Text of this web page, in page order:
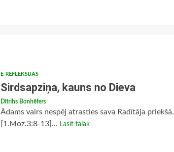
E-REFLEKSIJAS
Sirdsapziņa, kauns no Dieva
Dītrihs Bonhēfers
Ādams vairs nespēj atrasties sava Radītāja priekšā.
[1.Moz.3:8-13]... Lasīt tālāk